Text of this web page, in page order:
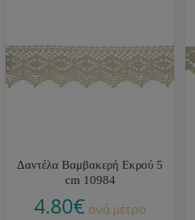
Δαντέλα Βαμβακερή Εκρού 5
cm 10984
4.80€ ανά μέτρο